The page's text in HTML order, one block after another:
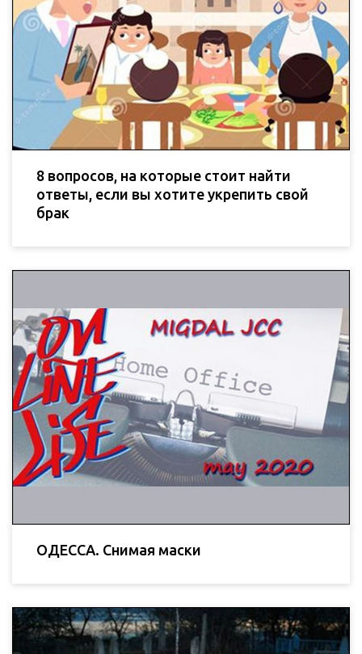
8 вопросов, на которые стоит найти
ответы, если вы хотите укрепить свой
брак
ОДЕССА. Снимая маски